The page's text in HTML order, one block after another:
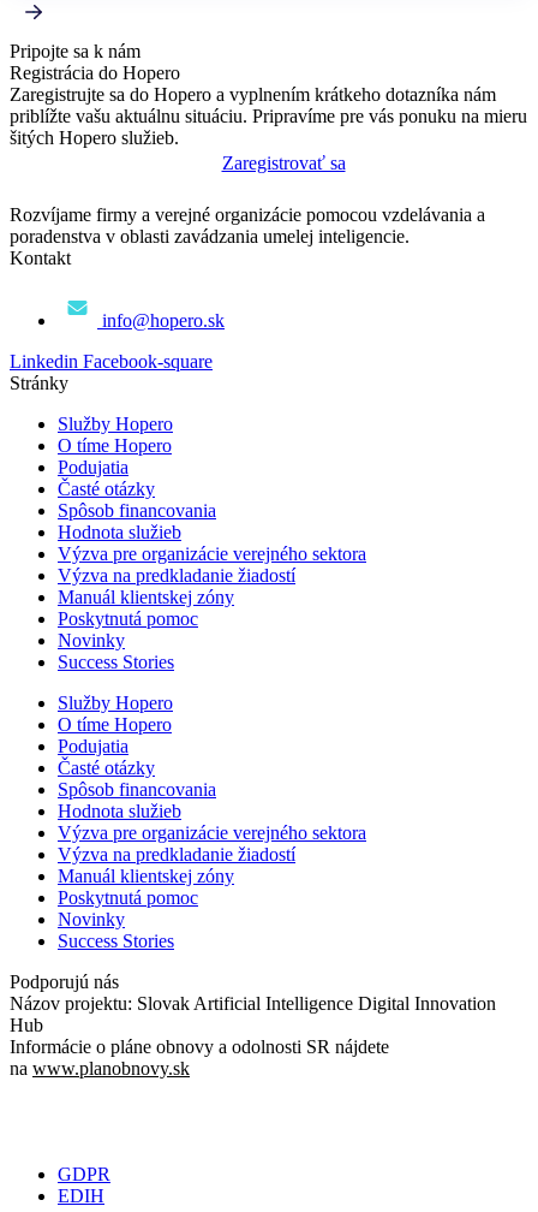
Pripojte sa k nám
Registrácia do Hopero
Zaregistrujte sa do Hopero a vyplnením krátkeho dotazníka nám
priblížte vašu aktuálnu situáciu. Pripravíme pre vás ponuku na mieru
šitých Hopero služieb.
Zaregistrovať sa
Rozvíjame firmy a verejné organizácie pomocou vzdelávania a
poradenstva v oblasti zavádzania umelej inteligencie.
Kontakt
info@hopero.sk
Linkedin Facebook-square
Stránky
Služby Hopero
O tíme Hopero
Podujatia
Časté otázky
Spôsob financovania
Hodnota služieb
Výzva pre organizácie verejného sektora
Výzva na predkladanie žiadostí
Manuál klientskej zóny
Poskytnutá pomoc
Novinky
Success Stories
Služby Hopero
O tíme Hopero
Podujatia
Časté otázky
Spôsob financovania
Hodnota služieb
Výzva pre organizácie verejného sektora
Výzva na predkladanie žiadostí
Manuál klientskej zóny
Poskytnutá pomoc
Novinky
Success Stories
Podporujú nás
Názov projektu: Slovak Artificial Intelligence Digital Innovation
Hub
Informácie o pláne obnovy a odolnosti SR nájdete
na www.planobnovy.sk
GDPR
EDIH